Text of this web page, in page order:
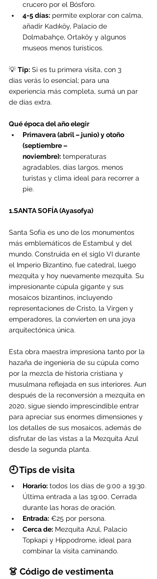
crucero por el Bósforo.
4-5 días: permite explorar con calma,
añadir Kadıköy, Palacio de
Dolmabahçe, Ortaköy y algunos
museos menos turísticos.
💡 Tip: Si es tu primera visita, con 3
días verás lo esencial; para una
experiencia más completa, sumá un par
de días extra.
Qué época del año elegir
Primavera (abril – junio) y otoño
(septiembre –
noviembre): temperaturas
agradables, días largos, menos
turistas y clima ideal para recorrer a
pie.
1.SANTA SOFÍA (Ayasofya)
Santa Sofía es uno de los monumentos
más emblemáticos de Estambul y del
mundo. Construida en el siglo VI durante
el Imperio Bizantino, fue catedral, luego
mezquita y hoy nuevamente mezquita. Su
impresionante cúpula gigante y sus
mosaicos bizantinos, incluyendo
representaciones de Cristo, la Virgen y
emperadores, la convierten en una joya
arquitectónica única.
Esta obra maestra impresiona tanto por la
hazaña de ingeniería de su cúpula como
por la mezcla de historia cristiana y
musulmana reflejada en sus interiores. Aun
después de la reconversión a mezquita en
2020, sigue siendo imprescindible entrar
para apreciar sus enormes dimensiones y
los detalles de sus mosaicos, además de
disfrutar de las vistas a la Mezquita Azul
desde la segunda planta.
🕘 Tips de visita
Horario: todos los días de 9:00 a 19:30.
Última entrada a las 19:00. Cerrada
durante las horas de oración.
Entrada: €25 por persona.
Cerca de: Mezquita Azul, Palacio
Topkapi y Hippodrome, ideal para
combinar la visita caminando.
👗 Código de vestimenta